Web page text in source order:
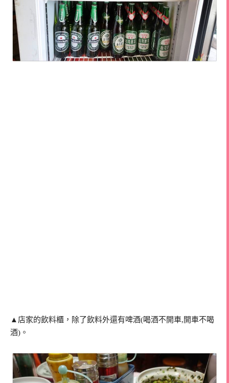
▲店家的飲料櫃，除了飲料外還有啤酒(喝酒不開車,開車不喝
酒)。